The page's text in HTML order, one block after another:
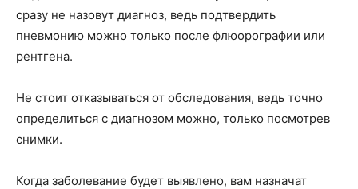
сразу не назовут диагноз, ведь подтвердить
пневмонию можно только после флюорографии или
рентгена.
Не стоит отказываться от обследования, ведь точно
определиться с диагнозом можно, только посмотрев
снимки.
Когда заболевание будет выявлено, вам назначат